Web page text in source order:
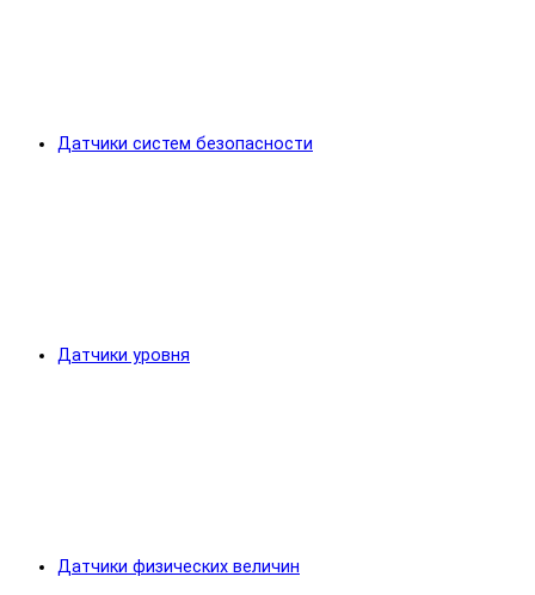
Датчики систем безопасности
Датчики уровня
Датчики физических величин